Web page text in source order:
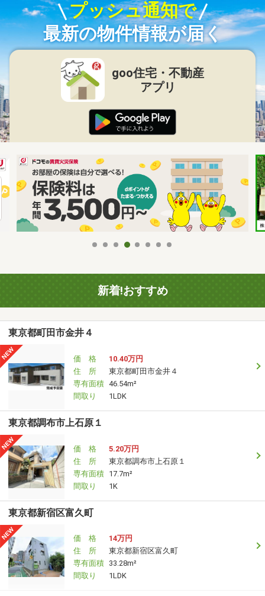
プッシュ通知で
最新の物件情報が届く
goo住宅・不動産
アプリ
新着!おすすめ
東京都町田市金井４
価 格
10.40万円
住 所
東京都町田市金井４
専有面積 46.54m²
間取り
1LDK
東京都調布市上石原１
価 格
5.20万円
住 所
東京都調布市上石原１
専有面積 17.7m²
間取り
1K
東京都新宿区富久町
価 格
14万円
住 所
東京都新宿区富久町
専有面積 33.28m²
間取り
1LDK